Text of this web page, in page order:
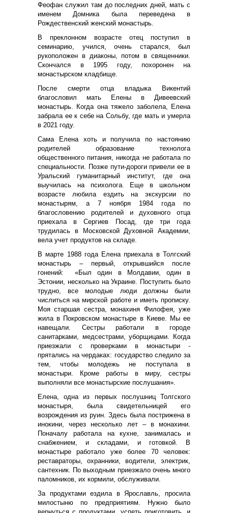
Феофан служил там до последних дней, мать с
именем Домника была переведена в
Рождественский женский монастырь.
В преклонном возрасте отец поступил в
семинарию, учился, очень старался, был
рукоположен в диаконы, потом в священники.
Скончался в 1995 году, похоронен на
монастырском кладбище.
После смерти отца владыка Викентий
благословил мать Елены в Дивеевский
монастырь. Когда она тяжело заболела, Елена
забрала ее к себе на Сольбу, где мать и умерла
в 2021 году.
Сама Елена хоть и получила по настоянию
родителей образование технолога
общественного питания, никогда не работала по
специальности. Позже пути-дороги привели ее в
Уральский гуманитарный институт, где она
выучилась на психолога. Еще в школьном
возрасте любила ездить на экскурсии по
монастырям, а 7 ноября 1984 года по
благословению родителей и духовного отца
приехала в Сергиев Посад, где три года
трудилась в Московской Духовной Академии,
вела учет продуктов на складе.
В марте 1988 года Елена приехала в Толгский
монастырь – первый, открывшийся после
гонений: «Был один в Молдавии, один в
Эстонии, несколько на Украине. Поступить было
трудно, все молодые люди должны были
числиться на мирской работе и иметь прописку.
Моя старшая сестра, монахиня Филофея, уже
жила в Покровском монастыре в Киеве. Мы ее
навещали. Сестры работали в городе
санитарками, медсестрами, уборщицами. Когда
приезжали с проверками в монастыри -
прятались на чердаках: государство следило за
тем, чтобы молодежь не поступала в
монастыри. Кроме работы в миру, сестры
выполняли все монастырские послушания».
Елена, одна из первых послушниц Толгского
монастыря, была свидетельницей его
возрождения из руин. Здесь была пострижена в
инокини, через несколько лет – в монахини.
Поначалу работала на кухне, занималась и
снабжением, и складами, и готовкой. В
монастыре работало уже более 70 человек:
реставраторы, охранники, водители, электрик,
сантехник. По выходным приезжало очень много
паломников, их кормили, обслуживали.
За продуктами ездила в Ярославль, просила
милостыню по предприятиям. Нужно было